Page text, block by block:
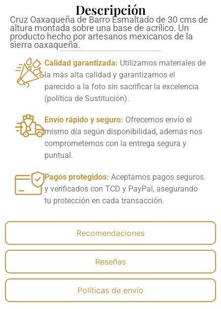
Recomendaciones
Reseñas
Políticas de envío
Descripción
Cruz Oaxaqueña de Barro Esmaltado de 30 cms de
altura montada sobre una base de acrílico. Un
producto hecho por artesanos mexicanos de la
sierra oaxaqueña.
Calidad garantizada: Utilizamos materiales de
la más alta calidad y garantizamos el
parecido a la foto sin sacrificar la excelencia
(política de Sustitución).
Envío rápido y seguro: Ofrecemos envío el
mismo día según disponibilidad, además nos
comprometemos con la entrega segura y
puntual.
Pagos protegidos: Aceptamos pagos seguros
y verificados con TCD y PayPal, asegurando
tu protección en cada transacción.